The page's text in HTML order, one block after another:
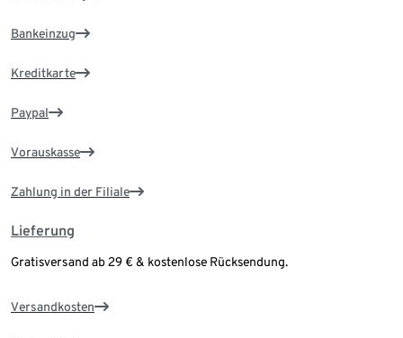
Bankeinzug
Kreditkarte
Paypal
Vorauskasse
Zahlung in der Filiale
Lieferung
Gratisversand ab 29 € & kostenlose Rücksendung.
Versandkosten